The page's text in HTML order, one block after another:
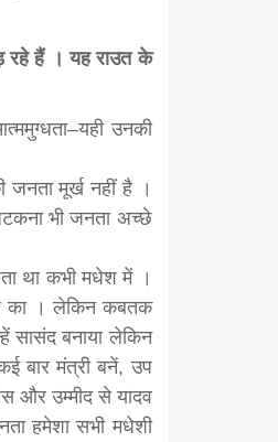
रहे हैं । यह राउत के
उनकी
मूर्ख नहीं है ।
भी जनता अच्छे
था कभी मधेश में ।
का । लेकिन कबतक
सासंद बनाया लेकिन
बार मंत्री बनें, उप
और उम्मीद से यादव
हमेशा सभी मधेशी